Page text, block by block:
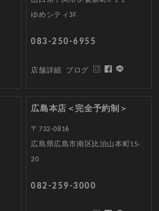
ゆめシティ3F
083-250-6955
店舗詳細 ブログ
広島本店＜完全予約制＞
〒732-0816
広島県広島市南区比治山本町15-
20
082-259-3000